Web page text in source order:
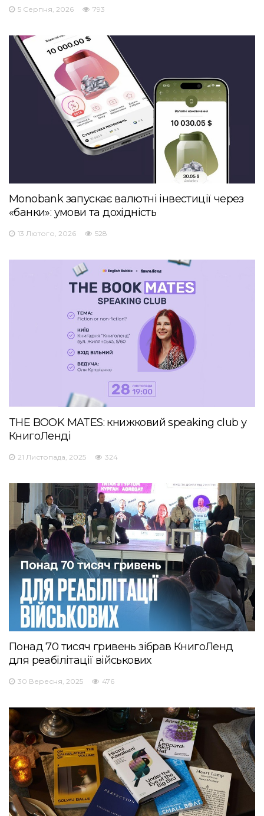
5 Серпня, 2026 793
Monobank запускає валютні інвестиції через
«банки»: умови та дохідність
13 Лютого, 2026 528
THE BOOK MATES: книжковий speaking club у
КнигоЛенді
21 Листопада, 2025 324
Понад 70 тисяч гривень зібрав КнигоЛенд
для реабілітації військових
30 Вересня, 2025 476